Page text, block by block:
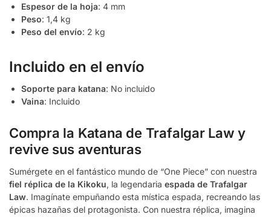
Espesor de la hoja: 4 mm
Peso: 1,4 kg
Peso del envío: 2 kg
Incluido en el envío
Soporte para katana: No incluido
Vaina: Incluido
Compra la Katana de Trafalgar Law y
revive sus aventuras
Sumérgete en el fantástico mundo de “One Piece” con nuestra
fiel réplica de la Kikoku, la legendaria espada de Trafalgar
Law. Imagínate empuñando esta mística espada, recreando las
épicas hazañas del protagonista. Con nuestra réplica, imagina